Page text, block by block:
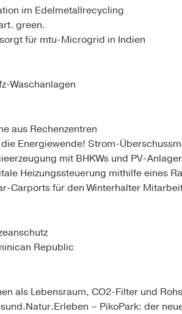
im Edelmetallrecycling
green.
für mtu-Microgrid in Indien
Waschanlagen
aus Rechenzentren
Energiewende! Strom-
mit BHKWs und PV-
Heizungssteuerung mithilfe eines
Carports für den Winterhalter
Republic
als Lebensraum, CO2-Filter und
– PikoPark: der